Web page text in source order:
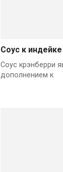
Соус к индейке
Соус крэнберри
дополнением к